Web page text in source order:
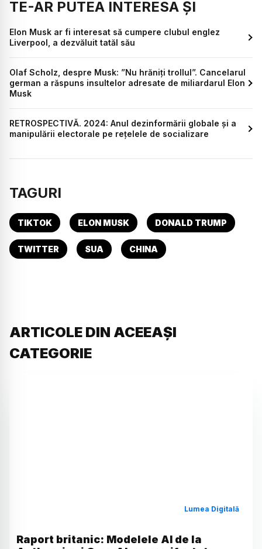
TE-AR PUTEA INTERESA ȘI
Elon Musk ar fi interesat să cumpere clubul englez
Liverpool, a dezvăluit tatăl său
Olaf Scholz, despre Musk: ”Nu hrăniți trollul”. Cancelarul
german a răspuns insultelor adresate de miliardarul Elon
Musk
RETROSPECTIVĂ. 2024: Anul dezinformării globale și a
manipulării electorale pe rețelele de socializare
TAGURI
TIKTOK ELON MUSK DONALD TRUMP
TWITTER SUA CHINA
ARTICOLE DIN ACEEAȘI
CATEGORIE
Lumea Digitală
Raport britanic: Modelele AI de la